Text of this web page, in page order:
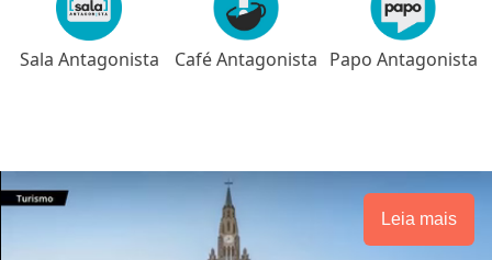
Sala Antagonista Café Antagonista Papo Antagonista
Leia mais